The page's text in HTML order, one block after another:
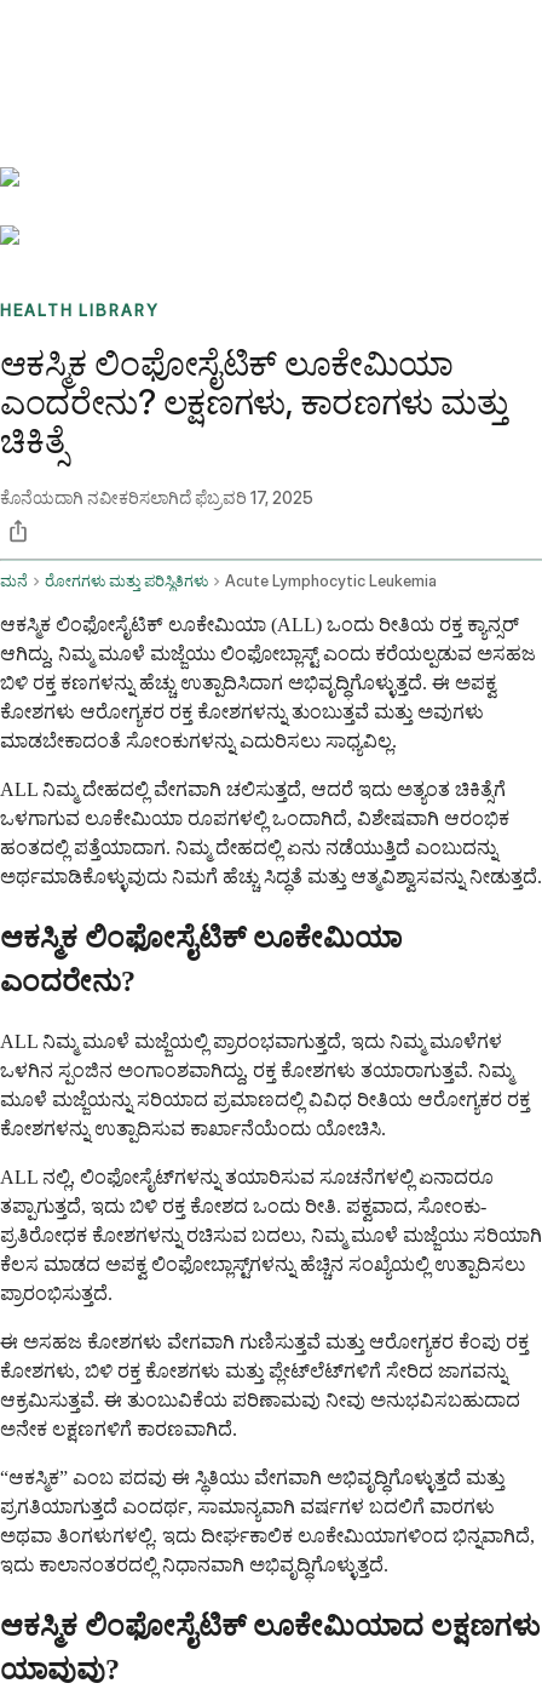
HEALTH LIBRARY
ಆಕಸ್ಮಿಕ ಲಿಂಫೋಸೈಟಿಕ್ ಲೂಕೇಮಿಯಾ
ಎಂದರೇನು? ಲಕ್ಷಣಗಳು, ಕಾರಣಗಳು ಮತ್ತು
ಚಿಕಿತ್ಸೆ
ಕೊನೆಯದಾಗಿ ನವೀಕರಿಸಲಾಗಿದೆಫೆಬ್ರವರಿ 17, 2025
ಮನೆ ರೋಗಗಳು ಮತ್ತು ಪರಿಸ್ಥಿತಿಗಳು Acute Lymphocytic Leukemia
ಆಕಸ್ಮಿಕ ಲಿಂಫೋಸೈಟಿಕ್ ಲೂಕೇಮಿಯಾ (ALL) ಒಂದು ರೀತಿಯ ರಕ್ತ ಕ್ಯಾನ್ಸರ್
ಆಗಿದ್ದು, ನಿಮ್ಮ ಮೂಳೆ ಮಜ್ಜೆಯು ಲಿಂಫೋಬ್ಲಾಸ್ಟ್ ಎಂದು ಕರೆಯಲ್ಪಡುವ ಅಸಹಜ
ಬಿಳಿ ರಕ್ತ ಕಣಗಳನ್ನು ಹೆಚ್ಚು ಉತ್ಪಾದಿಸಿದಾಗ ಅಭಿವೃದ್ಧಿಗೊಳ್ಳುತ್ತದೆ. ಈ ಅಪಕ್ವ
ಕೋಶಗಳು ಆರೋಗ್ಯಕರ ರಕ್ತ ಕೋಶಗಳನ್ನು ತುಂಬುತ್ತವೆ ಮತ್ತು ಅವುಗಳು
ಮಾಡಬೇಕಾದಂತೆ ಸೋಂಕುಗಳನ್ನು ಎದುರಿಸಲು ಸಾಧ್ಯವಿಲ್ಲ.
ALL ನಿಮ್ಮ ದೇಹದಲ್ಲಿ ವೇಗವಾಗಿ ಚಲಿಸುತ್ತದೆ, ಆದರೆ ಇದು ಅತ್ಯಂತ ಚಿಕಿತ್ಸೆಗೆ
ಒಳಗಾಗುವ ಲೂಕೇಮಿಯಾ ರೂಪಗಳಲ್ಲಿ ಒಂದಾಗಿದೆ, ವಿಶೇಷವಾಗಿ ಆರಂಭಿಕ
ಹಂತದಲ್ಲಿ ಪತ್ತೆಯಾದಾಗ. ನಿಮ್ಮ ದೇಹದಲ್ಲಿ ಏನು ನಡೆಯುತ್ತಿದೆ ಎಂಬುದನ್ನು
ಅರ್ಥಮಾಡಿಕೊಳ್ಳುವುದು ನಿಮಗೆ ಹೆಚ್ಚು ಸಿದ್ಧತೆ ಮತ್ತು ಆತ್ಮವಿಶ್ವಾಸವನ್ನು ನೀಡುತ್ತದೆ.
ಆಕಸ್ಮಿಕ ಲಿಂಫೋಸೈಟಿಕ್ ಲೂಕೇಮಿಯಾ
ಎಂದರೇನು?
ALL ನಿಮ್ಮ ಮೂಳೆ ಮಜ್ಜೆಯಲ್ಲಿ ಪ್ರಾರಂಭವಾಗುತ್ತದೆ, ಇದು ನಿಮ್ಮ ಮೂಳೆಗಳ
ಒಳಗಿನ ಸ್ಪಂಜಿನ ಅಂಗಾಂಶವಾಗಿದ್ದು, ರಕ್ತ ಕೋಶಗಳು ತಯಾರಾಗುತ್ತವೆ. ನಿಮ್ಮ
ಮೂಳೆ ಮಜ್ಜೆಯನ್ನು ಸರಿಯಾದ ಪ್ರಮಾಣದಲ್ಲಿ ವಿವಿಧ ರೀತಿಯ ಆರೋಗ್ಯಕರ ರಕ್ತ
ಕೋಶಗಳನ್ನು ಉತ್ಪಾದಿಸುವ ಕಾರ್ಖಾನೆಯೆಂದು ಯೋಚಿಸಿ.
ALL ನಲ್ಲಿ, ಲಿಂಫೋಸೈಟ್‌ಗಳನ್ನು ತಯಾರಿಸುವ ಸೂಚನೆಗಳಲ್ಲಿ ಏನಾದರೂ
ತಪ್ಪಾಗುತ್ತದೆ, ಇದು ಬಿಳಿ ರಕ್ತ ಕೋಶದ ಒಂದು ರೀತಿ. ಪಕ್ವವಾದ, ಸೋಂಕು-
ಪ್ರತಿರೋಧಕ ಕೋಶಗಳನ್ನು ರಚಿಸುವ ಬದಲು, ನಿಮ್ಮ ಮೂಳೆ ಮಜ್ಜೆಯು ಸರಿಯಾಗಿ
ಕೆಲಸ ಮಾಡದ ಅಪಕ್ವ ಲಿಂಫೋಬ್ಲಾಸ್ಟ್‌ಗಳನ್ನು ಹೆಚ್ಚಿನ ಸಂಖ್ಯೆಯಲ್ಲಿ ಉತ್ಪಾದಿಸಲು
ಪ್ರಾರಂಭಿಸುತ್ತದೆ.
ಈ ಅಸಹಜ ಕೋಶಗಳು ವೇಗವಾಗಿ ಗುಣಿಸುತ್ತವೆ ಮತ್ತು ಆರೋಗ್ಯಕರ ಕೆಂಪು ರಕ್ತ
ಕೋಶಗಳು, ಬಿಳಿ ರಕ್ತ ಕೋಶಗಳು ಮತ್ತು ಪ್ಲೇಟ್‌ಲೆಟ್‌ಗಳಿಗೆ ಸೇರಿದ ಜಾಗವನ್ನು
ಆಕ್ರಮಿಸುತ್ತವೆ. ಈ ತುಂಬುವಿಕೆಯ ಪರಿಣಾಮವು ನೀವು ಅನುಭವಿಸಬಹುದಾದ
ಅನೇಕ ಲಕ್ಷಣಗಳಿಗೆ ಕಾರಣವಾಗಿದೆ.
“ಆಕಸ್ಮಿಕ” ಎಂಬ ಪದವು ಈ ಸ್ಥಿತಿಯು ವೇಗವಾಗಿ ಅಭಿವೃದ್ಧಿಗೊಳ್ಳುತ್ತದೆ ಮತ್ತು
ಪ್ರಗತಿಯಾಗುತ್ತದೆ ಎಂದರ್ಥ, ಸಾಮಾನ್ಯವಾಗಿ ವರ್ಷಗಳ ಬದಲಿಗೆ ವಾರಗಳು
ಅಥವಾ ತಿಂಗಳುಗಳಲ್ಲಿ. ಇದು ದೀರ್ಘಕಾಲಿಕ ಲೂಕೇಮಿಯಾಗಳಿಂದ ಭಿನ್ನವಾಗಿದೆ,
ಇದು ಕಾಲಾನಂತರದಲ್ಲಿ ನಿಧಾನವಾಗಿ ಅಭಿವೃದ್ಧಿಗೊಳ್ಳುತ್ತದೆ.
ಆಕಸ್ಮಿಕ ಲಿಂಫೋಸೈಟಿಕ್ ಲೂಕೇಮಿಯಾದ ಲಕ್ಷಣಗಳು
ಯಾವುವು?